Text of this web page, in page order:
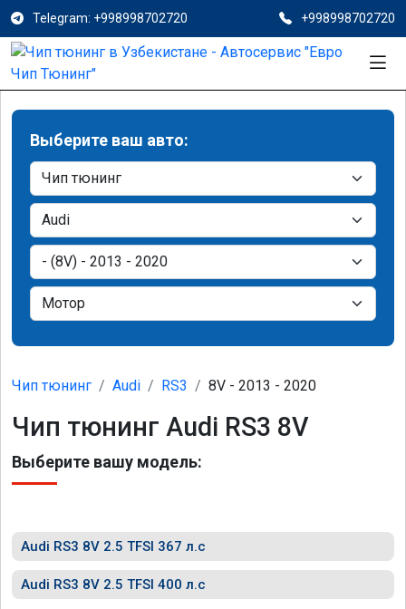
Telegram: +998998702720 +998998702720
Выберите ваш авто:
Чип тюнинг Audi RS3 8V - 2013 - 2020
Чип тюнинг Audi RS3 8V
Выберите вашу модель:
Audi RS3 8V 2.5 TFSI 367 л.с
Audi RS3 8V 2.5 TFSI 400 л.с